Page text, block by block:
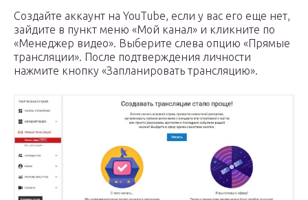
Создайте аккаунт на YouTube, если у вас его еще нет,
зайдите в пункт меню «Мой канал» и кликните по
«Менеджер видео». Выберите слева опцию «Прямые
трансляции». После подтверждения личности
нажмите кнопку «Запланировать трансляцию».